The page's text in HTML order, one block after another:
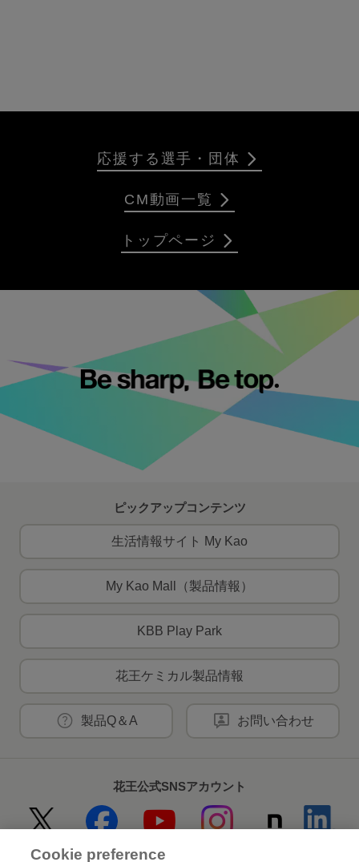
応援する選手・団体
CM動画一覧
トップページ
ピックアップコンテンツ
生活情報サイト My Kao
My Kao Mall（製品情報）
KBB Play Park
花王ケミカル製品情報
製品Q＆A お問い合わせ
花王公式SNSアカウント
Cookie preference